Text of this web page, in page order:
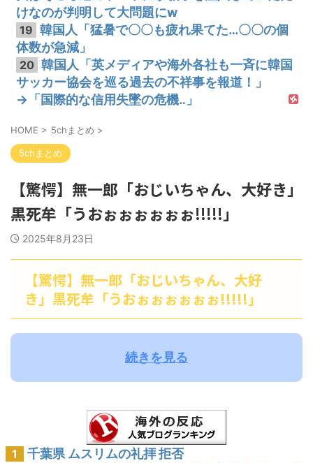
けなのが判明して大問題にw
19 韓国人「猛暑で〇〇も疲れ果てた…〇〇の個
体数が急減」
20 韓国人「英メディアや海外各社も一斉に韓国
サッカー協会を巡る過去の不祥事を報道！」
→「国際的な信用失墜の危機‥」
HOME > 5chまとめ >
5chまとめ
【驚愕】無一郎「おじいちゃん、大好き」
黒死牟「うおぉぉぉぉぉぉ!!!!!」
2025年8月23日
【驚愕】無一郎「おじいちゃん、大好
き」黒死牟「うおぉぉぉぉぉぉ!!!!!」
続きを見る
1 千葉県 ムスリムの礼拝 拒否